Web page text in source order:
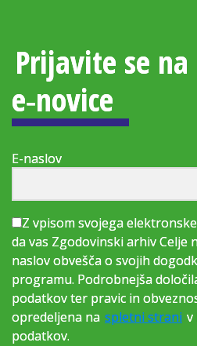
Prijavite se na
e‑novice
E-naslov
Z vpisom svojega
da vas Zgodovinski arhiv Celje
naslov obvešča o svojih
programu. Podrobnejša
podatkov ter pravic in
opredeljena na spletni strani v
podatkov.